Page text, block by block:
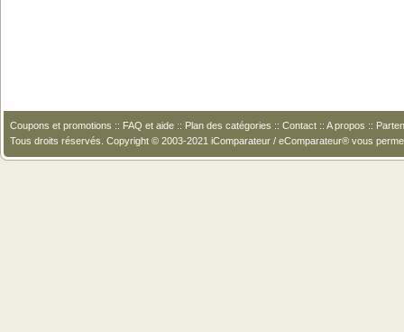
Coupons et promotions :: FAQ et aide :: Plan des catégories :: Contact :: A propos ::
Tous droits réservés. Copyright © 2003-2021 iComparateur / eComparateur® vous